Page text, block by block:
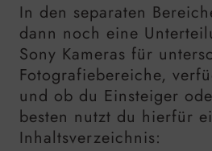
In den separaten
dann noch eine
Sony Kameras für
Fotografiebereiche,
und ob du Einsteiger
besten nutzt du hierfür
Inhaltsverzeichnis: